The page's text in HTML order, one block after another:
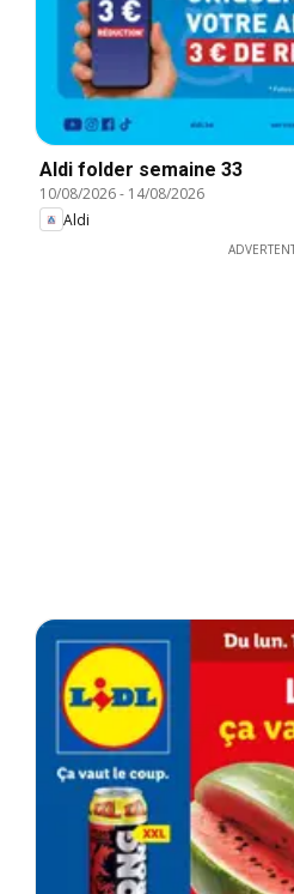
Aldi folder semaine 33
10/08/2026- 14/08/2026
Aldi